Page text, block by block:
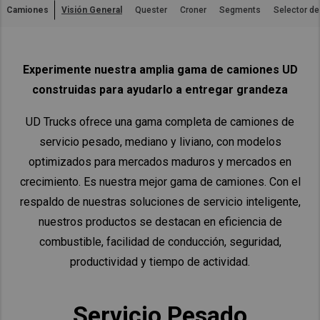
Asia Pacific
China
Hong Kong (Region of China)
Korea
Malaysia
Cambodia
Myanmar
New Zealand
Philippines
Singapore
Camiones Visión General Quester Croner Segments Selector
Experimente nuestra amplia gama de camiones UD
construidas para ayudarlo a entregar grandeza
UD Trucks ofrece una gama completa de camiones de
servicio pesado, mediano y liviano, con modelos
optimizados para mercados maduros y mercados en
crecimiento. Es nuestra mejor gama de camiones. Con el
respaldo de nuestras soluciones de servicio inteligente,
nuestros productos se destacan en eficiencia de
combustible, facilidad de conducción, seguridad,
productividad y tiempo de actividad.